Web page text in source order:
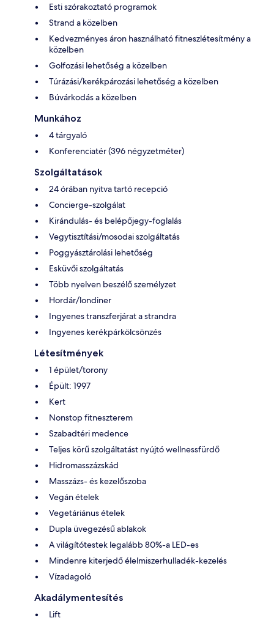
Esti szórakoztató programok
Strand a közelben
Kedvezményes áron használható fitneszlétesítmény a
közelben
Golfozási lehetőség a közelben
Túrázási/kerékpározási lehetőség a közelben
Búvárkodás a közelben
Munkához
4 tárgyaló
Konferenciatér (396 négyzetméter)
Szolgáltatások
24 órában nyitva tartó recepció
Concierge-szolgálat
Kirándulás- és belépőjegy-foglalás
Vegytisztítási/mosodai szolgáltatás
Poggyásztárolási lehetőség
Esküvői szolgáltatás
Több nyelven beszélő személyzet
Hordár/londiner
Ingyenes transzferjárat a strandra
Ingyenes kerékpárkölcsönzés
Létesítmények
1 épület/torony
Épült: 1997
Kert
Nonstop fitneszterem
Szabadtéri medence
Teljes körű szolgáltatást nyújtó wellnessfürdő
Hidromasszázskád
Masszázs- és kezelőszoba
Vegán ételek
Vegetáriánus ételek
Dupla üvegezésű ablakok
A világítótestek legalább 80%-a LED-es
Mindenre kiterjedő élelmiszerhulladék-kezelés
Vízadagoló
Akadálymentesítés
Lift